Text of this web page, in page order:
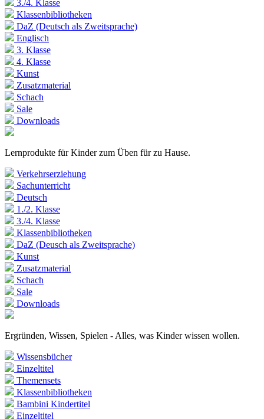
3./4. Klasse
Klassenbibliotheken
DaZ (Deutsch als Zweitsprache)
Englisch
3. Klasse
4. Klasse
Kunst
Zusatzmaterial
Schach
Sale
Downloads
Lernprodukte für Kinder zum Üben für zu Hause.
Verkehrserziehung
Sachunterricht
Deutsch
1./2. Klasse
3./4. Klasse
Klassenbibliotheken
DaZ (Deusch als Zweitsprache)
Kunst
Zusatzmaterial
Schach
Sale
Downloads
Ergründen, Wissen, Spielen - Alles, was Kinder wissen wollen.
Wissensbücher
Einzeltitel
Themensets
Klassenbibliotheken
Bambini Kindertitel
Einzeltitel